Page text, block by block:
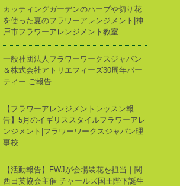
カッティングガーデンのハーブや切り花
を使った夏のフラワーアレンジメント|神
戸市フラワーアレンジメント教室
一般社団法人フラワーワークスジャパン
＆株式会社アトリエフィーズ30周年パー
ティー ご報告
【フラワーアレンジメントレッスン報
告】5月のイギリススタイルフラワーアレ
ンジメント|フラワーワークスジャパン理
事校
【活動報告】FWJが会場装花を担当｜関
西日英協会主催 チャールズ国王陛下誕生